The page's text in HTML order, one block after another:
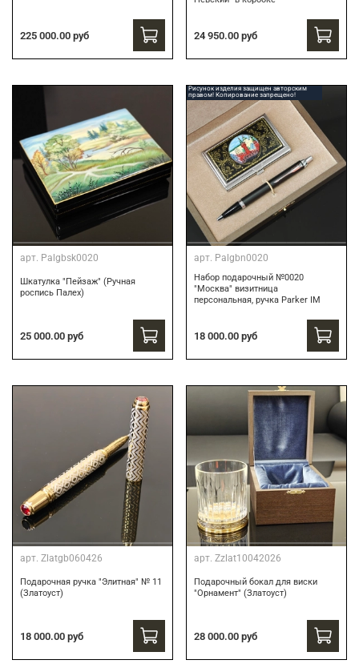
225 000.00 руб 24 950.00 руб
арт. Palgbsk0020
Шкатулка "Пейзаж" (Ручная
роспись Палех)
25 000.00 руб
Рисунок изделия защищен авторским
правом! Копирование запрещено!
арт. Palgbn0020
Набор подарочный №0020
"Москва" визитница
персональная, ручка Parker IM
18 000.00 руб
арт. Zlatgb060426
Подарочная ручка "Элитная" № 11
(Златоуст)
18 000.00 руб
арт. Zzlat10042026
Подарочный бокал для виски
"Орнамент" (Златоуст)
28 000.00 руб